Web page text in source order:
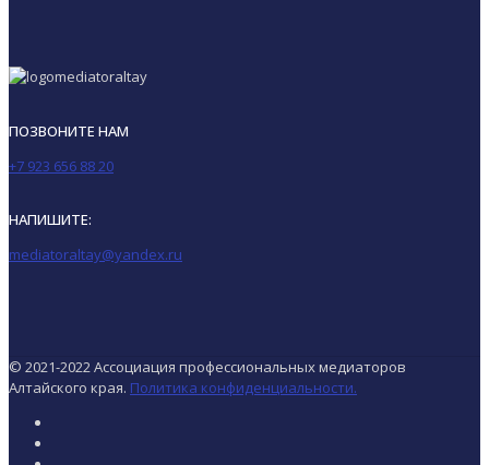
ПОЗВОНИТЕ НАМ
+7 923 656 88 20
НАПИШИТЕ:
mediatoraltay@yandex.ru
© 2021-2022 Ассоциация профессиональных медиаторов
Алтайского края. Политика конфиденциальности.